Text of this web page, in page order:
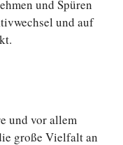
und Spüren
und auf
und vor allem
große Vielfalt an